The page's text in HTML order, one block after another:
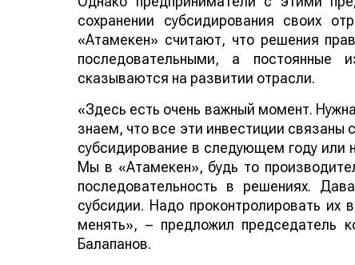
сохранении субсидирования своих
«Атамекен» считают, что решения
последовательными, а постоянные
сказываются на развитии отрасли.
«Здесь есть очень важный момент.
знаем, что все эти инвестиции связаны
субсидирование в следующем году или
Мы в «Атамекен», будь то
последовательность в решениях.
субсидии. Надо проконтролировать их
менять», – предложил председатель
Балапанов.